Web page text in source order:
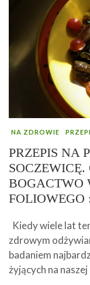
NA ZDROWIE
PRZEPIS NA
BOGACTWO
FOLIOWEGO
Kiedy wiele lat
zdrowym
badaniem
żyjących na